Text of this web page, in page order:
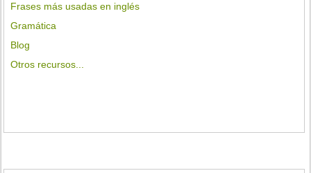
Frases más usadas en inglés
Gramática
Blog
Otros recursos...